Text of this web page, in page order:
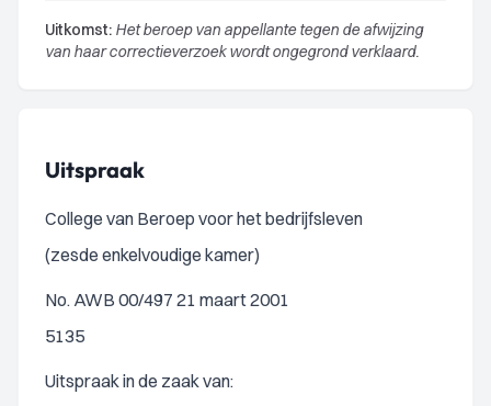
Uitkomst: Het beroep van appellante tegen de afwijzing
van haar correctieverzoek wordt ongegrond verklaard.
Uitspraak
College van Beroep voor het bedrijfsleven
(zesde enkelvoudige kamer)
No. AWB 00/497 21 maart 2001
5135
Uitspraak in de zaak van: